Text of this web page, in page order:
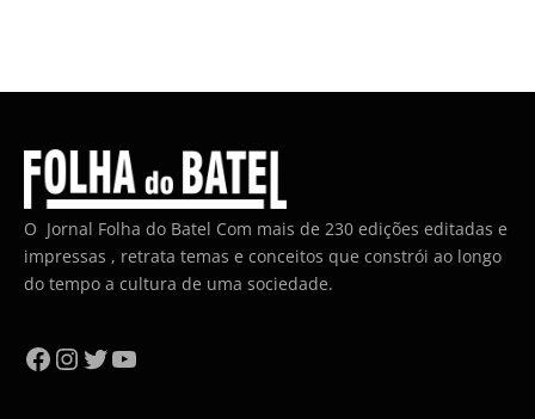
O Jornal Folha do Batel Com mais de 230 edições editadas e
impressas , retrata temas e conceitos que constrói ao longo
do tempo a cultura de uma sociedade.
Facebook
Instagram
Twitter
YouTube